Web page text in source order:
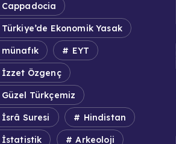
Cappadocia
Türkiye’de Ekonomik Yasak
münafık EYT
İzzet Özgenç
Güzel Türkçemiz
İsrâ Suresi Hindistan
İstatistik Arkeoloji